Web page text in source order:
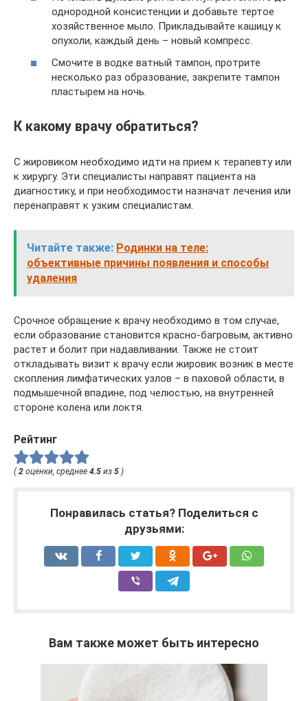
однородной консистенции и добавьте тертое
хозяйственное мыло. Прикладывайте кашицу к
опухоли, каждый день – новый компресс.
Смочите в водке ватный тампон, протрите
несколько раз образование, закрепите тампон
пластырем на ночь.
К какому врачу обратиться?
С жировиком необходимо идти на прием к терапевту или
к хирургу. Эти специалисты направят пациента на
диагностику, и при необходимости назначат лечения или
перенаправят к узким специалистам.
Читайте также: Родинки на теле:
объективные причины появления и способы
удаления
Срочное обращение к врачу необходимо в том случае,
если образование становится красно-багровым, активно
растет и болит при надавливании. Также не стоит
откладывать визит к врачу если жировик возник в месте
скопления лимфатических узлов – в паховой области, в
подмышечной впадине, под челюстью, на внутренней
стороне колена или локтя.
Рейтинг
( 2 оценки, среднее 4.5 из 5 )
Понравилась статья? Поделиться с
друзьями:
Вам также может быть интересно